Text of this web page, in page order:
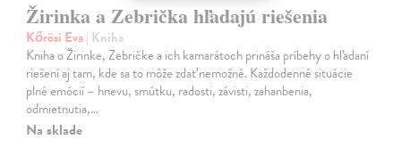
Žirinka a Zebrička hľadajú riešenia
Kőrösi Eva| Kniha
Kniha o Žirinke, Zebričke a ich kamarátoch prináša príbehy o hľadaní
riešení aj tam, kde sa to môže zdať nemožné. Každodenné situácie
plné emócií – hnevu, smútku, radosti, závisti, zahanbenia,
odmietnutia,…
Na sklade